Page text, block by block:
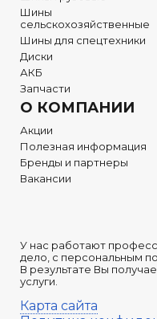
Шины
сельскохозяйственные
Шины для спецтехники
Диски
АКБ
Запчасти
О КОМПАНИИ
Акции
Полезная информация
Бренды и партнеры
Вакансии
У нас работают
дело, с персональным
В результате Вы
услуги.
Карта сайта